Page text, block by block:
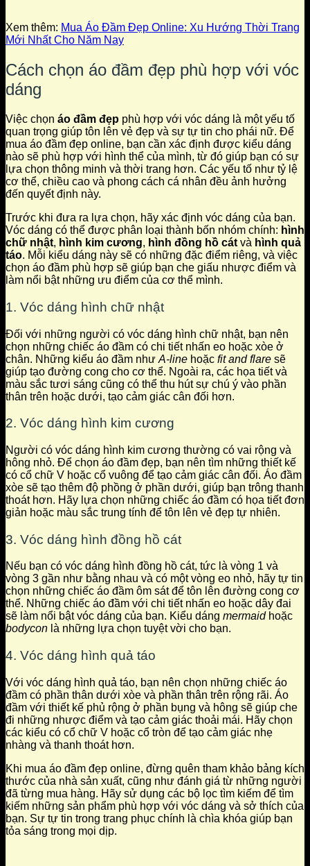
Xem thêm: Mua Áo Đầm Đẹp Online: Xu Hướng Thời Trang
Mới Nhất Cho Năm Nay
Cách chọn áo đầm đẹp phù hợp với vóc
dáng
Việc chọn áo đầm đẹp phù hợp với vóc dáng là một yếu tố
quan trọng giúp tôn lên vẻ đẹp và sự tự tin cho phái nữ. Để
mua áo đầm đẹp online, bạn cần xác định được kiểu dáng
nào sẽ phù hợp với hình thể của mình, từ đó giúp bạn có sự
lựa chọn thông minh và thời trang hơn. Các yếu tố như tỷ lệ
cơ thể, chiều cao và phong cách cá nhân đều ảnh hưởng
đến quyết định này.
Trước khi đưa ra lựa chọn, hãy xác định vóc dáng của bạn.
Vóc dáng có thể được phân loại thành bốn nhóm chính: hình
chữ nhật, hình kim cương, hình đồng hồ cát và hình quả
táo. Mỗi kiểu dáng này sẽ có những đặc điểm riêng, và việc
chọn áo đầm phù hợp sẽ giúp bạn che giấu nhược điểm và
làm nổi bật những ưu điểm của cơ thể mình.
1. Vóc dáng hình chữ nhật
Đối với những người có vóc dáng hình chữ nhật, bạn nên
chọn những chiếc áo đầm có chi tiết nhấn eo hoặc xòe ở
chân. Những kiểu áo đầm như A-line hoặc fit and flare sẽ
giúp tạo đường cong cho cơ thể. Ngoài ra, các họa tiết và
màu sắc tươi sáng cũng có thể thu hút sự chú ý vào phần
thân trên hoặc dưới, tạo cảm giác cân đối hơn.
2. Vóc dáng hình kim cương
Người có vóc dáng hình kim cương thường có vai rộng và
hông nhỏ. Để chọn áo đầm đẹp, bạn nên tìm những thiết kế
có cổ chữ V hoặc cổ vuông để tạo cảm giác cân đối. Áo đầm
xòe sẽ tạo thêm độ phồng ở phần dưới, giúp bạn trông thanh
thoát hơn. Hãy lựa chọn những chiếc áo đầm có họa tiết đơn
giản hoặc màu sắc trung tính để tôn lên vẻ đẹp tự nhiên.
3. Vóc dáng hình đồng hồ cát
Nếu bạn có vóc dáng hình đồng hồ cát, tức là vòng 1 và
vòng 3 gần như bằng nhau và có một vòng eo nhỏ, hãy tự tin
chọn những chiếc áo đầm ôm sát để tôn lên đường cong cơ
thể. Những chiếc áo đầm với chi tiết nhấn eo hoặc dây đai
sẽ làm nổi bật vóc dáng của bạn. Kiểu dáng mermaidhoặc
bodycon là những lựa chọn tuyệt vời cho bạn.
4. Vóc dáng hình quả táo
Với vóc dáng hình quả táo, bạn nên chọn những chiếc áo
đầm có phần thân dưới xòe và phần thân trên rộng rãi. Áo
đầm với thiết kế phủ rộng ở phần bụng và hông sẽ giúp che
đi những nhược điểm và tạo cảm giác thoải mái. Hãy chọn
các kiểu có cổ chữ V hoặc cổ tròn để tạo cảm giác nhẹ
nhàng và thanh thoát hơn.
Khi mua áo đầm đẹp online, đừng quên tham khảo bảng kích
thước của nhà sản xuất, cũng như đánh giá từ những người
đã từng mua hàng. Hãy sử dụng các bộ lọc tìm kiếm để tìm
kiếm những sản phẩm phù hợp với vóc dáng và sở thích của
bạn. Sự tự tin trong trang phục chính là chìa khóa giúp bạn
tỏa sáng trong mọi dịp.